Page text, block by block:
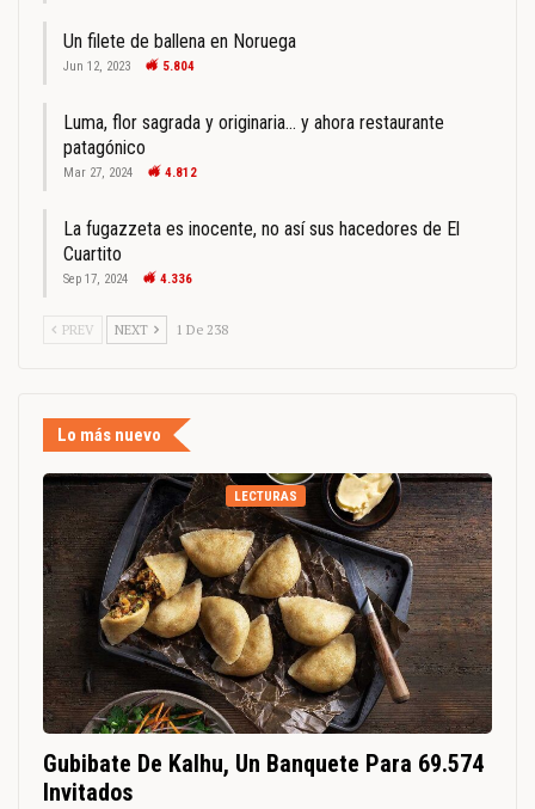
Un filete de ballena en Noruega
Jun 12, 2023 5.804
Luma, flor sagrada y originaria… y ahora restaurante
patagónico
Mar 27, 2024 4.812
La fugazzeta es inocente, no así sus hacedores de El
Cuartito
Sep 17, 2024 4.336
PREV NEXT 1 De 238
Lo más nuevo
LECTURAS
Gubibate De Kalhu, Un Banquete Para 69.574
Invitados